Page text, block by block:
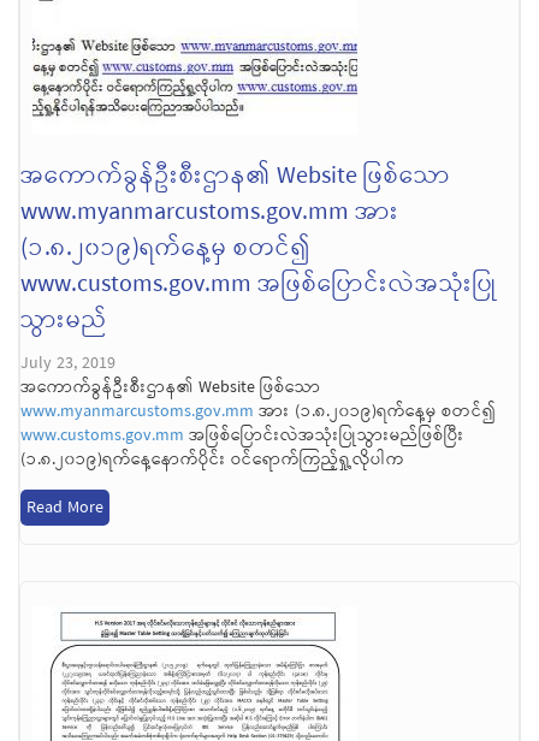
အကောက်ခွန်ဦးစီးဌာန၏ Website ဖြစ်သော
www.myanmarcustoms.gov.mm အား
(၁.၈.၂၀၁၉)ရက်နေ့မှ စတင်၍
www.customs.gov.mm အဖြစ်ပြောင်းလဲအသုံးပြု
သွားမည်
July 23, 2019
အကောက်ခွန်ဦးစီးဌာန၏ Website ဖြစ်သော
www.myanmarcustoms.gov.mm အား (၁.၈.၂၀၁၉)ရက်နေ့မှ စတင်၍
www.customs.gov.mm အဖြစ်ပြောင်းလဲအသုံးပြုသွားမည်ဖြစ်ပြီး
(၁.၈.၂၀၁၉)ရက်နေ့နောက်ပိုင်း ဝင်ရောက်ကြည့်ရှု့လိုပါက
Read More